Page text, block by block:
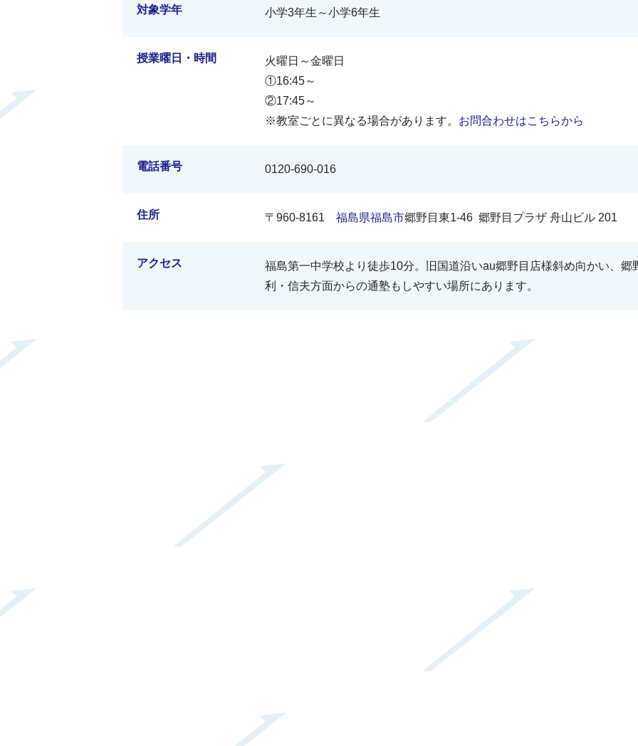
対象学年 小学3年生～小学6年生
授業曜日・時間
火曜日～金曜日
①16:45～
②17:45～
※教室ごとに異なる場合があります。 お問合わせはこちらから
電話番号 0120-690-016
住所 〒960-8161 福島県福島市郷野目東1-46 郷野目プラザ 舟山ビル 201
アクセス
福島第一中学校より徒歩10分。旧国道沿いau郷野目店様斜め向かい、
利・信夫方面からの通塾もしやすい場所にあります。